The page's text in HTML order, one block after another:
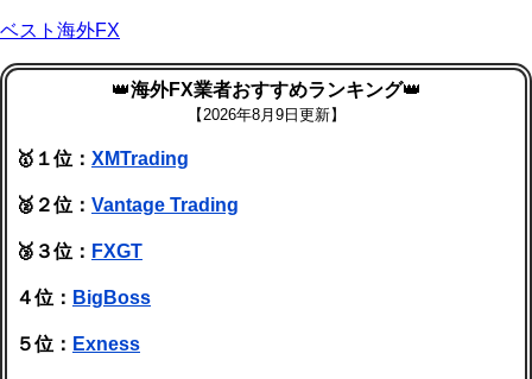
ベスト海外FX
👑海外FX業者おすすめランキング👑
【2026年8月9日更新】
🥇１位： XMTrading
🥈２位： Vantage Trading
🥉３位： FXGT
４位： BigBoss
５位： Exness